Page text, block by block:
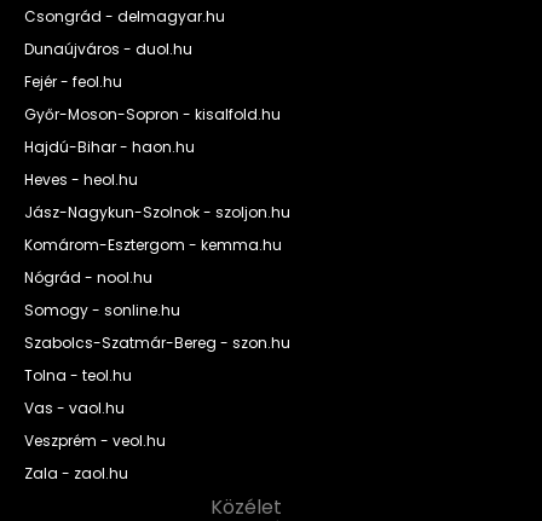
Csongrád - delmagyar.hu
Dunaújváros - duol.hu
Fejér - feol.hu
Győr-Moson-Sopron - kisalfold.hu
Hajdú-Bihar - haon.hu
Heves - heol.hu
Jász-Nagykun-Szolnok - szoljon.hu
Komárom-Esztergom - kemma.hu
Nógrád - nool.hu
Somogy - sonline.hu
Szabolcs-Szatmár-Bereg - szon.hu
Tolna - teol.hu
Vas - vaol.hu
Veszprém - veol.hu
Zala - zaol.hu
Közélet